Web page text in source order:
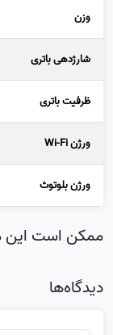
وزن
شارژدهی باتری
ظرفیت باتری
ورژن Wi-Fi
ورژن بلوتوث
ممکن است این
دیدگاه‌ها